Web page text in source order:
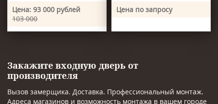
Цена: 93 000 рублей
103 000
Цена по запросу
Закажите входную дверь от
производителя
Вызов замерщика. Доставка. Профессиональный монтаж.
Адреса магазинов и возможность монтажа в вашем городе